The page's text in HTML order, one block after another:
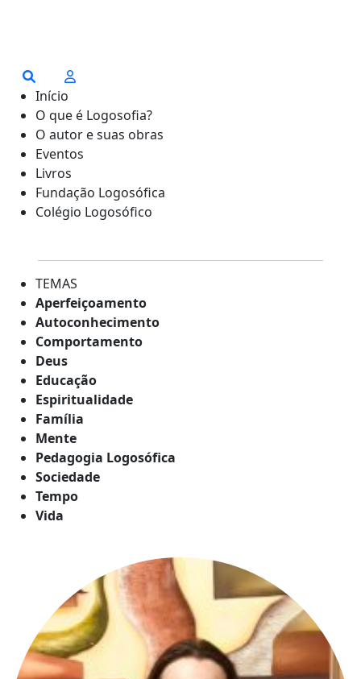
Início
O que é Logosofia?
O autor e suas obras
Eventos
Livros
Fundação Logosófica
Colégio Logosófico
TEMAS
Aperfeiçoamento
Autoconhecimento
Comportamento
Deus
Educação
Espiritualidade
Família
Mente
Pedagogia Logosófica
Sociedade
Tempo
Vida